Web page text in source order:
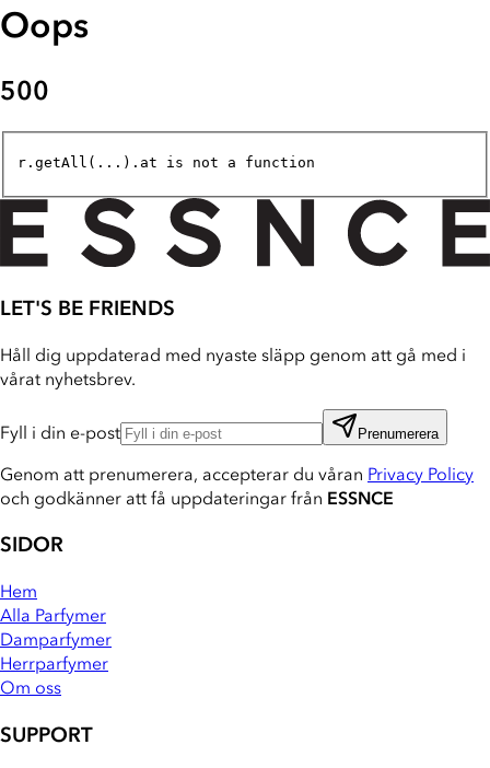
Oops
500
r.getAll(...).at is not a function
LET'S BE FRIENDS
Håll dig uppdaterad med nyaste släpp genom att gå med i
vårat nyhetsbrev.
Fyll i din e-post Prenumerera
Genom att prenumerera, accepterar du våran Privacy Policy
och godkänner att få uppdateringar från ESSNCE
SIDOR
Hem
Alla Parfymer
Damparfymer
Herrparfymer
Om oss
SUPPORT